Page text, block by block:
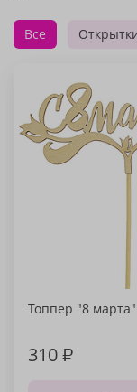
Все
Топпер "8 марта"
310₽